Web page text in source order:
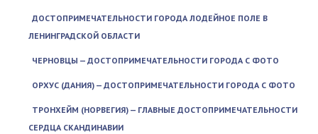
ДОСТОПРИМЕЧАТЕЛЬНОСТИ ГОРОДА ЛОДЕЙНОЕ ПОЛЕ В
ЛЕНИНГРАДСКОЙ ОБЛАСТИ
ЧЕРНОВЦЫ — ДОСТОПРИМЕЧАТЕЛЬНОСТИ ГОРОДА С ФОТО
ОРХУС (ДАНИЯ) — ДОСТОПРИМЕЧАТЕЛЬНОСТИ ГОРОДА С ФОТО
ТРОНХЕЙМ (НОРВЕГИЯ) — ГЛАВНЫЕ ДОСТОПРИМЕЧАТЕЛЬНОСТИ
СЕРДЦА СКАНДИНАВИИ